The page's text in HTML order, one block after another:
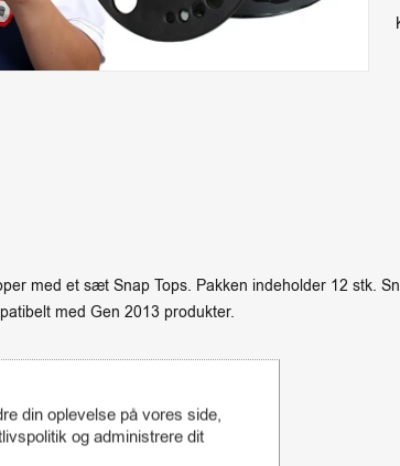
med et sæt Snap Tops. Pakken indeholder 12 stk.
med Gen 2013 produkter.
varer
din oplevelse på vores side,
og administrere dit